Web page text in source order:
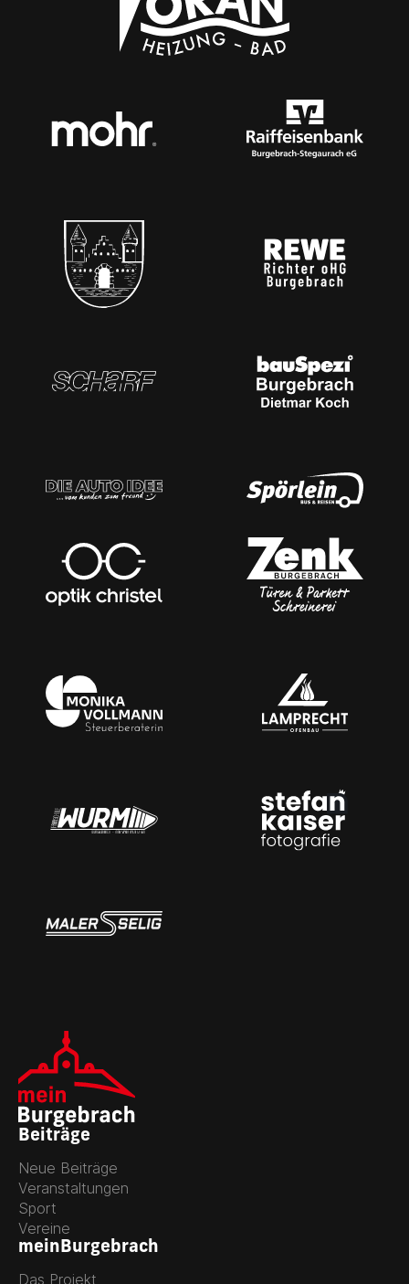
Beiträge
Neue Beiträge
Veranstaltungen
Sport
Vereine
meinBurgebrach
Das Projekt